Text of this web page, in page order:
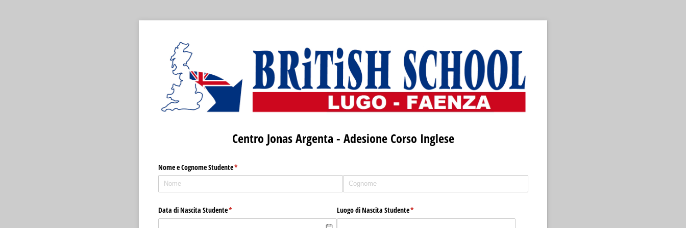
Centro Jonas Argenta - Adesione Corso Inglese
Nome e Cognome Studente*
(richiesto)
Data di Nascita Studente*
(richiesto) Luogo di Nascita Studente*
(richiesto)